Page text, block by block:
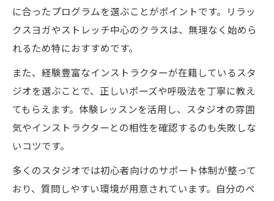
に合ったプログラムを選ぶことがポイントです。リラッ
クスヨガやストレッチ中心のクラスは、無理なく始めら
れるため特におすすめです。
また、経験豊富なインストラクターが在籍しているスタ
ジオを選ぶことで、正しいポーズや呼吸法を丁寧に教え
てもらえます。体験レッスンを活用し、スタジオの雰囲
気やインストラクターとの相性を確認するのも失敗しな
いコツです。
多くのスタジオでは初心者向けのサポート体制が整って
おり、質問しやすい環境が用意されています。自分のペ